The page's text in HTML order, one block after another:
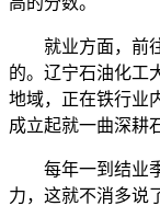
就业方面，前往
的。辽宁石油化工
地域，正在铁行业
成立起就一曲深耕
每年一到结业季
力，这就不消多说